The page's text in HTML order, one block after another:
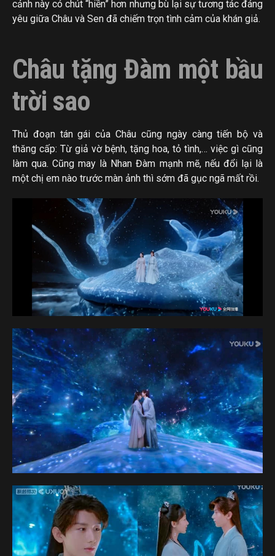
cảnh này có chút “hiền” hơn nhưng bù lại sự tương tác đáng
yêu giữa Châu và Sen đã chiếm trọn tình cảm của khán giả.
Châu tặng Đàm một bầu
trời sao
Thủ đoạn tán gái của Châu cũng ngày càng tiến bộ và
thăng cấp: Từ giả vờ bệnh, tặng hoa, tỏ tình,… việc gì cũng
làm qua. Cũng may là Nhan Đàm mạnh mẽ, nếu đổi lại là
một chị em nào trước màn ảnh thì sớm đã gục ngã mất rồi.